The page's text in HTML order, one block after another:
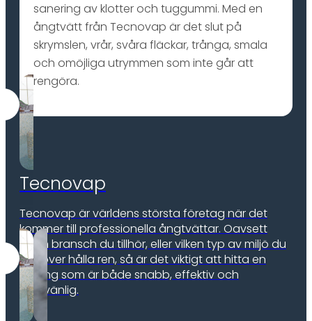
sanering av klotter och tuggummi. Med en
ångtvätt från Tecnovap är det slut på
skrymslen, vrår, svåra fläckar, trånga, smala
och omöjliga utrymmen som inte går att
rengöra.
Tecnovap
Tecnovap är världens största företag när det
kommer till professionella ångtvättar. Oavsett
vilken bransch du tillhör, eller vilken typ av miljö du
behöver hålla ren, så är det viktigt att hitta en
lösning som är både snabb, effektiv och
miljövänlig.